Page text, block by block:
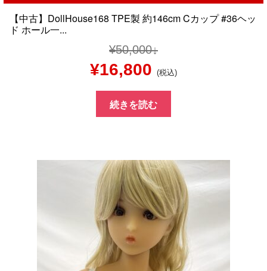
【中古】DollHouse168 TPE製 約146cm Cカップ #36ヘッ
ド ホール一...
¥50,000
元
の
価
は
¥50,000
で
し
た。
¥16,800 現
在
の
格
は
¥16,800
で
す。
(税込)
続きを読む